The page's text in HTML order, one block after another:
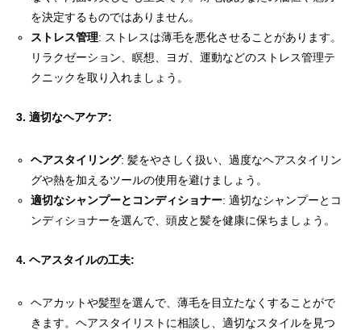
を決定するものではありません。
ストレス管理: ストレスは薄毛を悪化させることがあります。
リラクゼーション、瞑想、ヨガ、運動などのストレス管理テ
クニックを取り入れましょう。
3. 適切なヘアケア:
ヘアスタイリング: 髪をやさしく扱い、過度なヘアスタイリン
グや熱を加えるツールの使用を避けましょう。
適切なシャンプーとコンディショナー: 適切なシャンプーとコ
ンディショナーを選んで、頭皮と髪を健康に保ちましょう。
4. ヘアスタイルの工夫:
ヘアカットや髪型を選んで、薄毛を目立たなくすることがで
きます。ヘアスタイリストに相談し、適切なスタイルを見つ